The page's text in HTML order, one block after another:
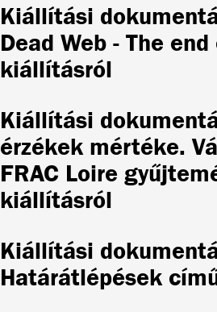
Kiállítási
Dead Web - The
kiállításról
Kiállítási
érzékek mértéke.
FRAC Loire
kiállításról
Kiállítási
Határátlépések